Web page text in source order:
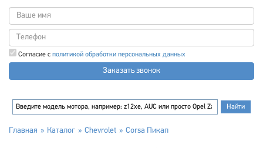
Согласие с политикой обработки персональных данных
Заказать звонок
Главная Каталог Chevrolet Corsa Пикап